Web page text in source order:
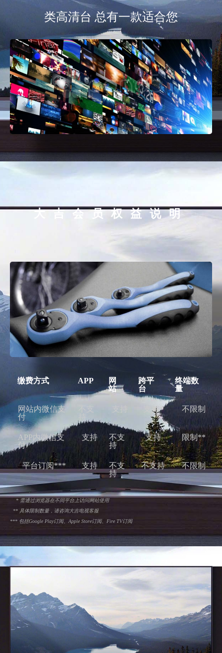
类高清台 总有一款适合您
大吉会员权益说明
缴费方式 APP
网
站
跨平
台
终端数
量
网站内微信支
付
不支
支持 支持* 不限制
APP内微信支
付
支持
不支
持
支持 限制**
平台订阅*** 支持
不支
持
不支持 不限制
* 需通过浏览器在不同平台上访问网站使用
** 具体限制数量，请咨询大吉电视客服
*** 包括Google Play订阅、Apple Store订阅、Fire TV订阅